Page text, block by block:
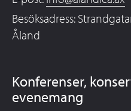
Besöksadress:
Åland
Konferenser,
evenemang